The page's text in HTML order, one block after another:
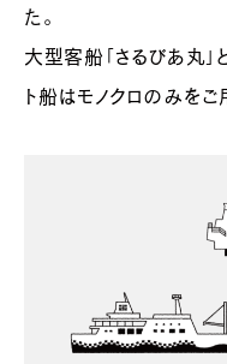
た。
大型客船「さるびあ丸」
ト船はモノクロのみをご